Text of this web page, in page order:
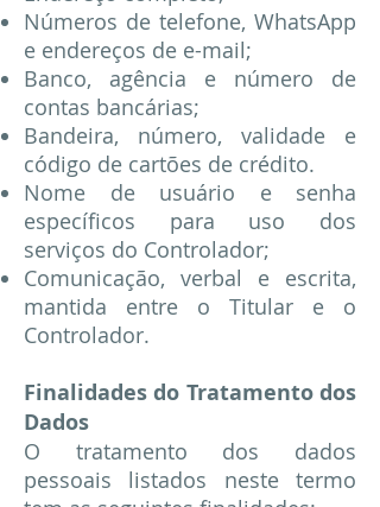
Números de telefone, WhatsApp
e endereços de e-mail;
Banco, agência e número de
contas bancárias;
Bandeira, número, validade e
código de cartões de crédito.
Nome de usuário e senha
específicos para uso dos
serviços do Controlador;
Comunicação, verbal e escrita,
mantida entre o Titular e o
Controlador.
Finalidades do Tratamento dos
Dados
O tratamento dos dados
pessoais listados neste termo